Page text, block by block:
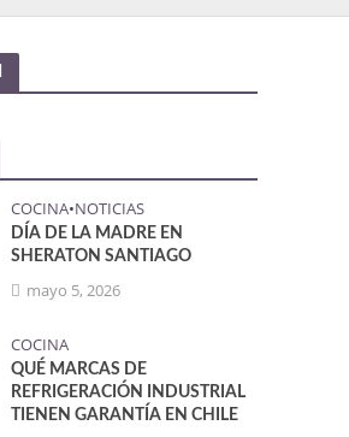
COCINA•NOTICIAS
DÍA DE LA MADRE EN
SHERATON SANTIAGO
mayo 5, 2026
COCINA
QUÉ MARCAS DE
REFRIGERACIÓN INDUSTRIAL
TIENEN GARANTÍA EN CHILE